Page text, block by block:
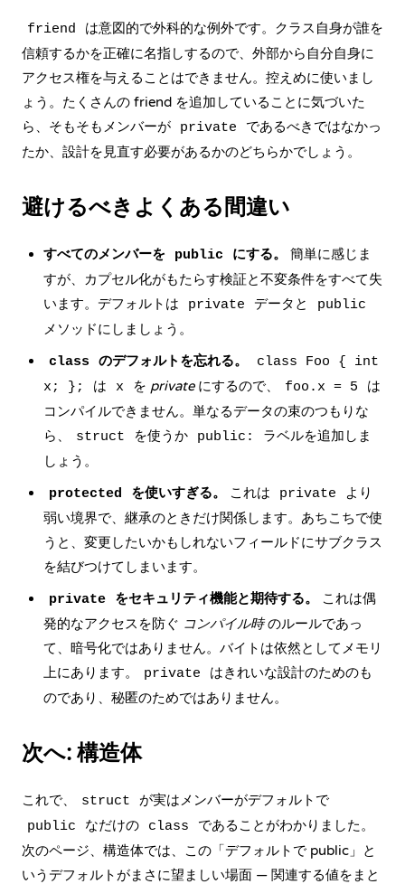
friend
は意図的で外科的な例外です。クラス自身が誰を
信頼するかを正確に名指しするので、外部から自分自身に
アクセス権を与えることはできません。控えめに使いまし
ょう。たくさんの friend を追加していることに気づいた
ら、そもそもメンバーが
private
であるべきではなかっ
たか、設計を見直す必要があるかのどちらかでしょう。
避けるべきよくある間違い
すべてのメンバーを public にする。
簡単に感じま
すが、カプセル化がもたらす検証と不変条件をすべて失
います。デフォルトは
private データと public
メソッドにしましょう。
class のデフォルトを忘れる。
class Foo { int
x; };
は x を privateにするので、 foo.x = 5
は
コンパイルできません。単なるデータの束のつもりな
ら、
struct を使うか public:
ラベルを追加しま
しょう。
protected を使いすぎる。 これは private
より
弱い境界で、継承のときだけ関係します。あちこちで使
うと、変更したいかもしれないフィールドにサブクラス
を結びつけてしまいます。
private をセキュリティ機能と期待する。
これは偶
発的なアクセスを防ぐ コンパイル時のルールであっ
て、暗号化ではありません。バイトは依然としてメモリ
上にあります。
private
はきれいな設計のためのも
のであり、秘匿のためではありません。
次へ: 構造体
これで、 struct が実はメンバーがデフォルトで
public なだけの class
であることがわかりました。
次のページ、 構造体では、この「デフォルトで public」と
いうデフォルトがまさに望ましい場面 — 関連する値をまと